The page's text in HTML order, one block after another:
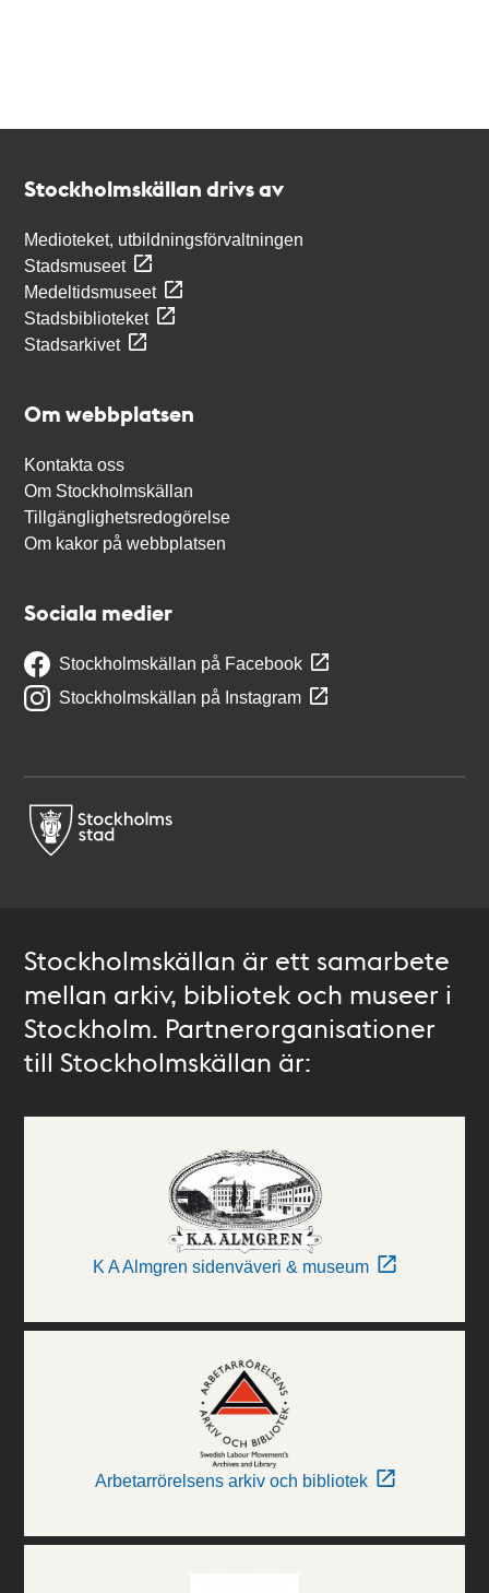
Stockholmskällan drivs av
Medioteket, utbildningsförvaltningen
Stadsmuseet
Medeltidsmuseet
Stadsbiblioteket
Stadsarkivet
Om webbplatsen
Kontakta oss
Om Stockholmskällan
Tillgänglighetsredogörelse
Om kakor på webbplatsen
Sociala medier
Stockholmskällan på Facebook
Stockholmskällan på Instagram
Stockholmskällan är ett samarbete
mellan arkiv, bibliotek och museer i
Stockholm. Partnerorganisationer
till Stockholmskällan är:
K A Almgren sidenväveri & museum
Arbetarrörelsens arkiv och bibliotek